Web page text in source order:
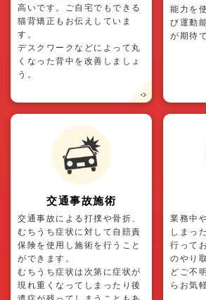
高いです。ご自宅でもできる
猫背矯正もお伝えしていま
す。
デスクワークなどによって丸
くなった背中を改善しましょ
う。
能力を
び運動
が期待
交通事故施術
交通事故による打撲や骨折、
むちうち症状に対して自賠責
保険を使用し施術を行うこと
ができます。
むちうち症状は次第に症状が
現れ重くなってしまったり後
業務中
しまっ
行って
のやり
どご不
らお気